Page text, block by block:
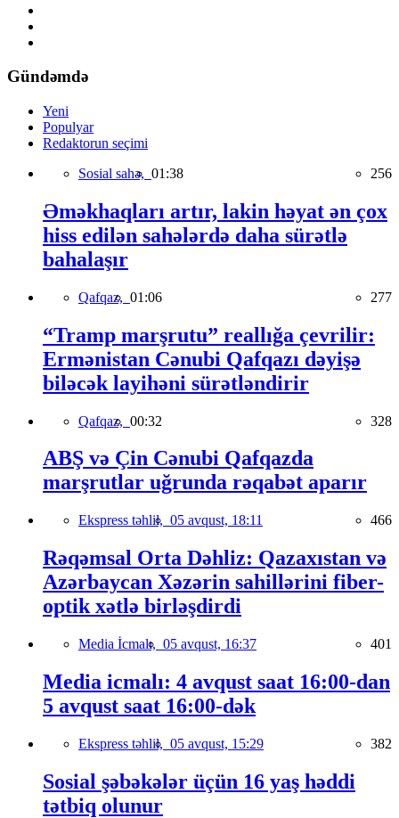
Gündəmdə
Yeni
Populyar
Redaktorun seçimi
Sosial sahə, 01:38 256
Əməkhaqları artır, lakin həyat ən çox
hiss edilən sahələrdə daha sürətlə
bahalaşır
Qafqaz, 01:06 277
“Tramp marşrutu” reallığa çevrilir:
Ermənistan Cənubi Qafqazı dəyişə
biləcək layihəni sürətləndirir
Qafqaz, 00:32 328
ABŞ və Çin Cənubi Qafqazda
marşrutlar uğrunda rəqabət aparır
Ekspress təhlil, 05 avqust, 18:11 466
Rəqəmsal Orta Dəhliz: Qazaxıstan və
Azərbaycan Xəzərin sahillərini fiber-
optik xətlə birləşdirdi
Media İcmalı, 05 avqust, 16:37 401
Media icmalı: 4 avqust saat 16:00-dan
5 avqust saat 16:00-dək
Ekspress təhlil, 05 avqust, 15:29 382
Sosial şəbəkələr üçün 16 yaş həddi
tətbiq olunur